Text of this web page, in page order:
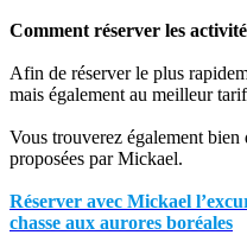
Comment réserver les
Afin de réserver le plus
mais également au meilleur
Vous trouverez également bien
proposées par Mickael.
Réserver avec Mickael
chasse aux aurores boréales